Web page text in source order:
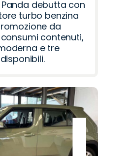
debutta con
turbo benzina
da
consumi contenuti,
e tre